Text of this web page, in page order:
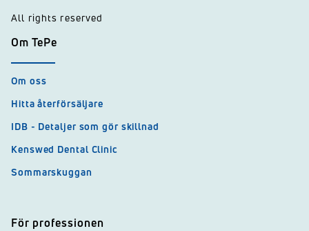
All rights reserved
Om TePe
Om oss
Hitta återförsäljare
IDB - Detaljer som gör skillnad
Kenswed Dental Clinic
Sommarskuggan
För professionen